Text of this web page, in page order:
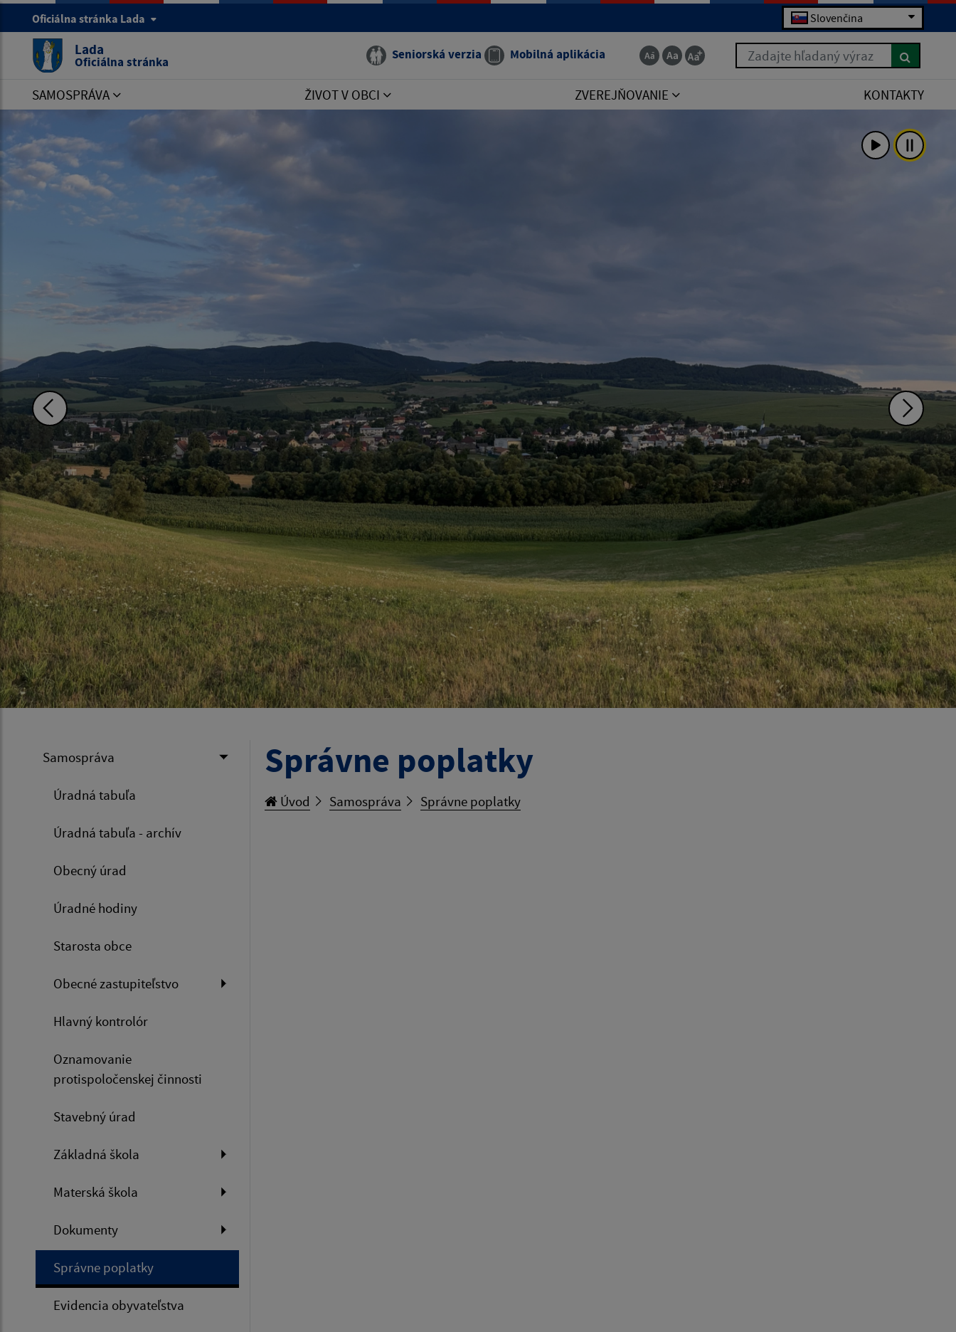
Oficiálna stránka Lada Slovenčina
Lada
Oficiálna stránka Seniorská verzia Mobilná aplikácia Zadajte hľadaný výraz
SAMOSPRÁVA ŽIVOT V OBCI ZVEREJŇOVANIE KONTAKTY
Samospráva
Úradná tabuľa
Úradná tabuľa - archív
Obecný úrad
Úradné hodiny
Starosta obce
Obecné zastupiteľstvo
Hlavný kontrolór
Oznamovanie
protispoločenskej činnosti
Stavebný úrad
Základná škola
Materská škola
Dokumenty
Správne poplatky
Evidencia obyvateľstva
Správne poplatky
Úvod Samospráva Správne poplatky